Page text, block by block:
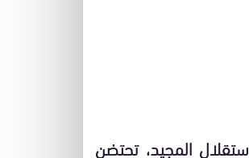
الخضراء المظفرة والذكرى 67 لعيد الاستقلال المجيد، تحتضن